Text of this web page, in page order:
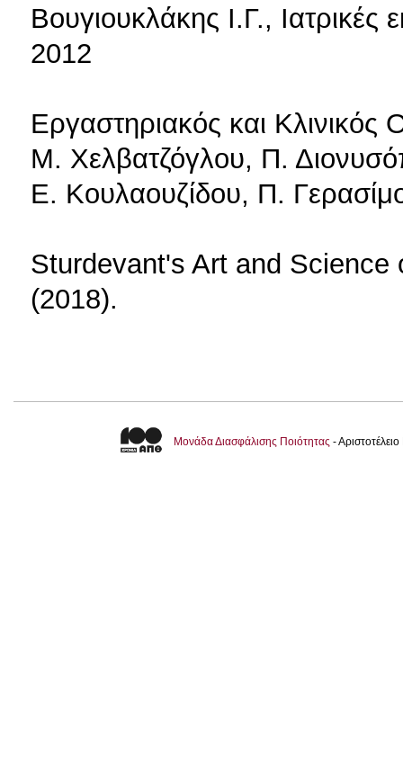
Βουγιουκλάκης Ι.Γ.,
2012
Εργαστηριακός και Κλινικός
Μ. Χελβατζόγλου, Π.
Ε. Κουλαουζίδου, Π.
Sturdevant's Art and
(2018).
Μονάδα Διασφάλισης Ποιότητας -